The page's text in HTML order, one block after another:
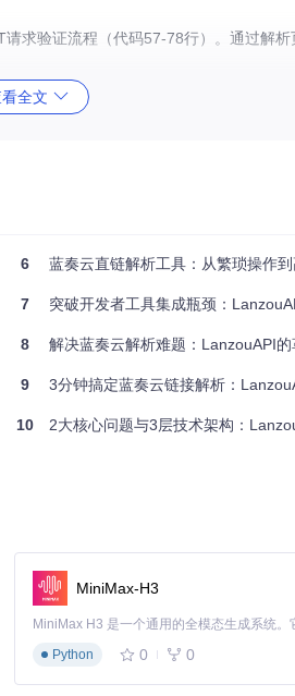
求验证流程（代码57-78行）。通过解
For和CLIENT-IP请求头，有效防止
"UTF-8"
全文
6 蓝奏云直链解析工具：从繁琐操作
7 突破开发者工具集成瓶颈：
8 解决蓝奏云解析难题：LanzouAPI的
9 3分钟搞定蓝奏云链接解析：
10 2大核心问题与3层技术架构：
MiniMax-H3
Python
0 0